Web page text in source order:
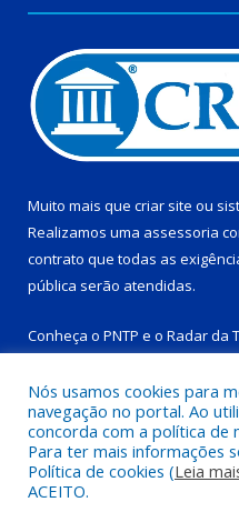
Muito mais que criar site ou
Realizamos uma assessoria
contrato que todas as
pública serão atendidas.
Conheça o PNTP e o Radar da
Todos os direitos reservados
Nós usamos cookies para
navegação no portal. Ao
concorda com a política de
Para ter mais informações
Política de cookies (Leia
ACEITO.